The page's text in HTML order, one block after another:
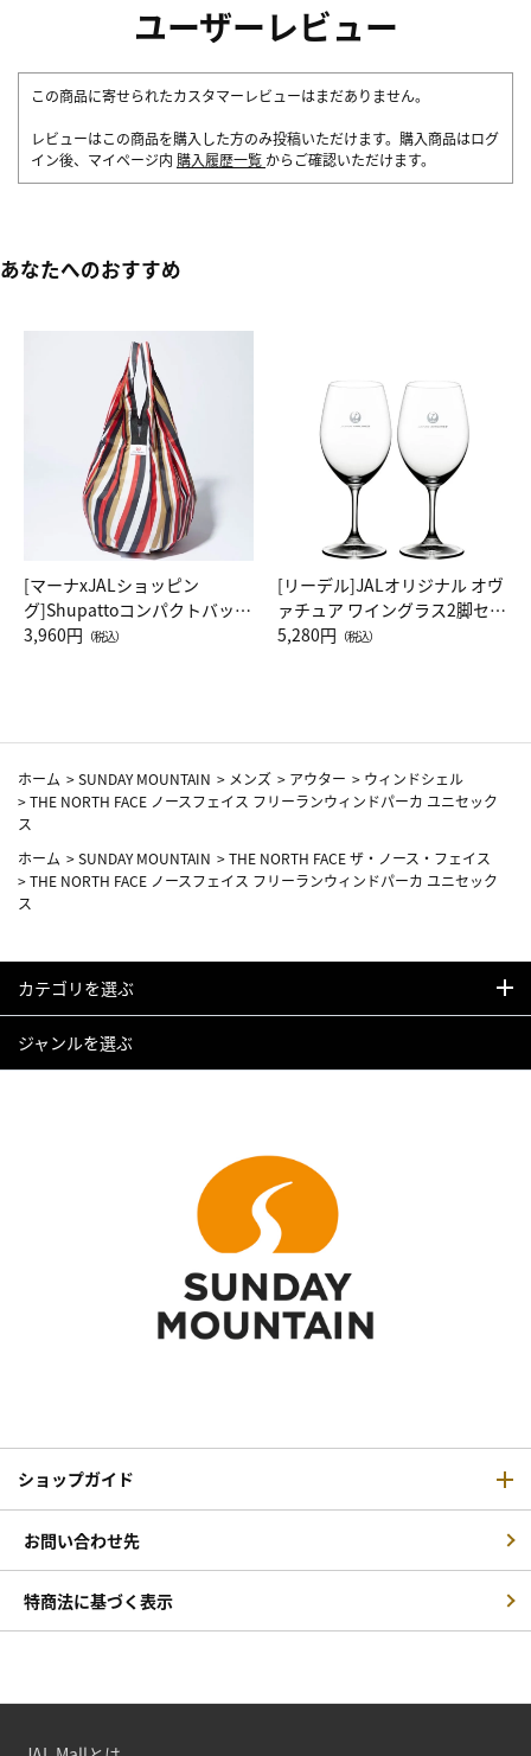
ユーザーレビュー
この商品に寄せられたカスタマーレビューはまだありません。
レビューはこの商品を購入した方のみ投稿いただけます。購入商品はログ
イン後、マイページ内 購入履歴一覧 からご確認いただけます。
あなたへのおすすめ
[マーナxJALショッピン
グ]Shupattoコンパクトバッグ
Drop JAL客室乗務員（LC）ス
3,960円 （税込）
[リーデル]JALオリジナル オヴ
ァチュア ワイングラス2脚セッ
ト（レッドワイン）
5,280円 （税込）
ホーム >SUNDAY MOUNTAIN > メンズ > アウター > ウィンドシェル
>THE NORTH FACE ノースフェイス フリーランウィンドパーカ ユニセック
ス
ホーム >SUNDAY MOUNTAIN >THE NORTH FACE ザ・ノース・フェイス
>THE NORTH FACE ノースフェイス フリーランウィンドパーカ ユニセック
ス
カテゴリを選ぶ
ジャンルを選ぶ
ショップガイド
お問い合わせ先
特商法に基づく表示